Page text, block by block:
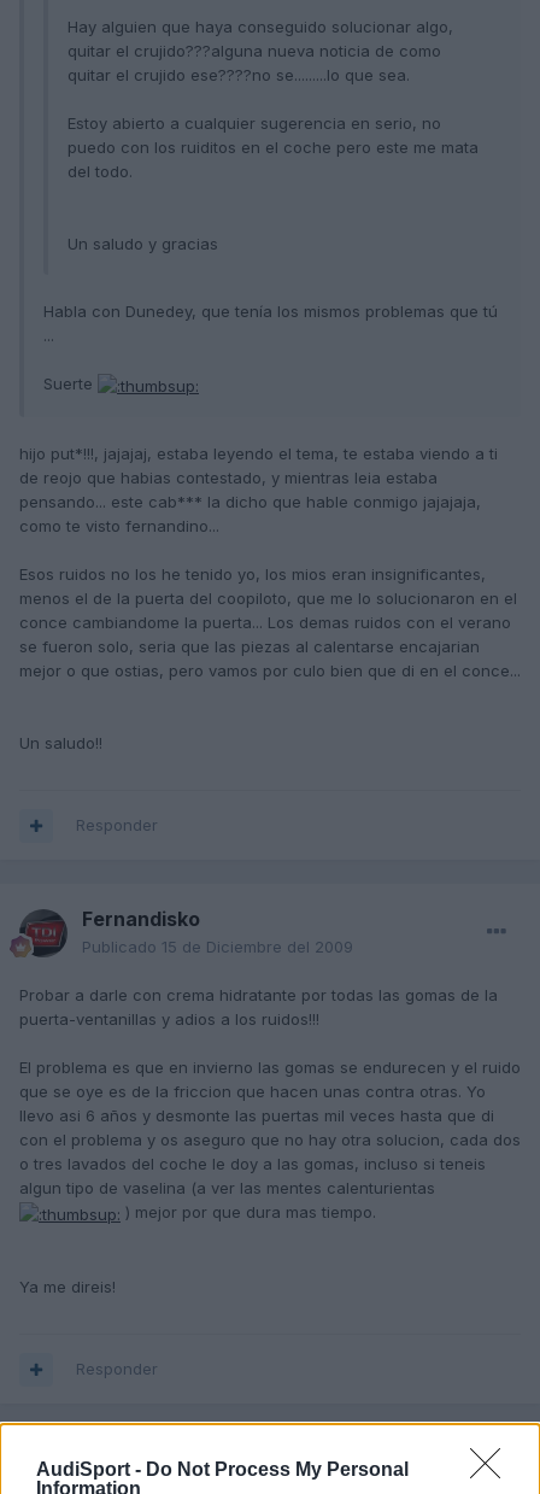
AudiSport - Do Not Process My Personal
Information
Hay alguien que haya conseguido solucionar algo,
quitar el crujido???alguna nueva noticia de como
quitar el crujido ese????no se.........lo que sea.
Estoy abierto a cualquier sugerencia en serio, no
puedo con los ruiditos en el coche pero este me mata
del todo.
Un saludo y gracias
Habla con Dunedey, que tenía los mismos problemas que tú
...
Suerte
hijo put*!!!, jajajaj, estaba leyendo el tema, te estaba viendo a ti
de reojo que habias contestado, y mientras leia estaba
pensando... este cab*** la dicho que hable conmigo jajajaja,
como te visto fernandino...
Esos ruidos no los he tenido yo, los mios eran insignificantes,
menos el de la puerta del coopiloto, que me lo solucionaron en el
conce cambiandome la puerta... Los demas ruidos con el verano
se fueron solo, seria que las piezas al calentarse encajarian
mejor o que ostias, pero vamos por culo bien que di en el conce...
Un saludo!!
Responder
Fernandisko
Publicado 15 de Diciembre del 2009
Probar a darle con crema hidratante por todas las gomas de la
puerta-ventanillas y adios a los ruidos!!!
El problema es que en invierno las gomas se endurecen y el ruido
que se oye es de la friccion que hacen unas contra otras. Yo
llevo asi 6 años y desmonte las puertas mil veces hasta que di
con el problema y os aseguro que no hay otra solucion, cada dos
o tres lavados del coche le doy a las gomas, incluso si teneis
algun tipo de vaselina (a ver las mentes calenturientas
) mejor por que dura mas tiempo.
Ya me direis!
Responder
A3FURIA